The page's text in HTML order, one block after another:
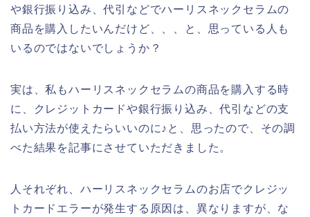
や銀行振り込み、代引などでハーリスネックセラムの
商品を購入したいんだけど、、、と、思っている人も
いるのではないでしょうか？
実は、私もハーリスネックセラムの商品を購入する時
に、クレジットカードや銀行振り込み、代引などの支
払い方法が使えたらいいのに♪と、思ったので、その調
べた結果を記事にさせていただきました。
人それぞれ、ハーリスネックセラムのお店でクレジッ
トカードエラーが発生する原因は、異なりますが、な